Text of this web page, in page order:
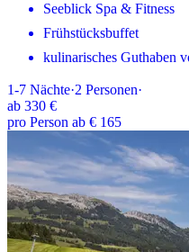
Seeblick Spa & Fitness
Frühstücksbuffet
kulinarisches Guthaben
1-7 Nächte·2 Personen·
ab 330 €
pro Person ab € 165